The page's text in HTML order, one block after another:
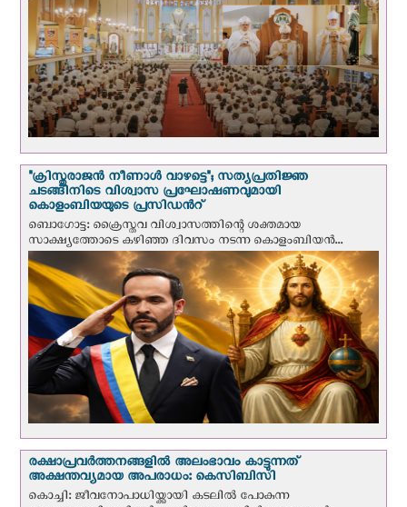
"ക്രിസ്തുരാജന്‍ നീണാള്‍ വാഴട്ടെ"; സത്യപ്രതിജ്ഞ
ചടങ്ങിനിടെ വിശ്വാസ പ്രഘോഷണവുമായി
കൊളംബിയയുടെ പ്രസിഡന്‍റ്
ബൊഗോട്ട: ക്രൈസ്തവ വിശ്വാസത്തിന്റെ ശക്തമായ
സാക്ഷ്യത്തോടെ കഴിഞ്ഞ ദിവസം നടന്ന കൊളംബിയന്‍...
രക്ഷാപ്രവര്‍ത്തനങ്ങളില്‍ അലംഭാവം കാട്ടുന്നത്
അക്ഷന്തവ്യമായ അപരാധം: കെസിബിസി
കൊച്ചി: ജീവനോപാധിയ്ക്കായി കടലില്‍ പോകുന്ന